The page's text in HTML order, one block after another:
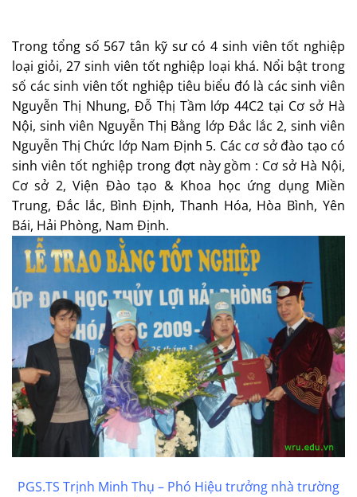
Trong tổng số 567 tân kỹ sư có 4 sinh viên tốt nghiệp
loại giỏi, 27 sinh viên tốt nghiệp loại khá. Nổi bật trong
số các sinh viên tốt nghiệp tiêu biểu đó là các sinh viên
Nguyễn Thị Nhung, Đỗ Thị Tầm lớp 44C2 tại Cơ sở Hà
Nội, sinh viên Nguyễn Thị Bằng lớp Đắc lắc 2, sinh viên
Nguyễn Thị Chức lớp Nam Định 5. Các cơ sở đào tạo có
sinh viên tốt nghiệp trong đợt này gồm : Cơ sở Hà Nội,
Cơ sở 2, Viện Đào tạo & Khoa học ứng dụng Miền
Trung, Đắc lắc, Bình Định, Thanh Hóa, Hòa Bình, Yên
Bái, Hải Phòng, Nam Định.
PGS.TS Trịnh Minh Thụ – Phó Hiệu trưởng nhà trường